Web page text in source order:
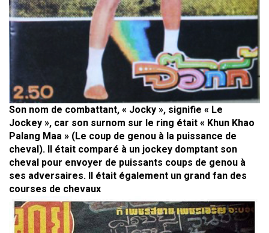
Son nom de combattant, « Jocky », signifie « Le
Jockey », car son surnom sur le ring était « Khun Khao
Palang Maa » (Le coup de genou à la puissance de
cheval). Il était comparé à un jockey domptant son
cheval pour envoyer de puissants coups de genou à
ses adversaires. Il était également un grand fan des
courses de chevaux